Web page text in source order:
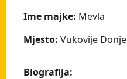
Ime majke: Mevla
Mjesto: Vukovije Donje
Biografija: